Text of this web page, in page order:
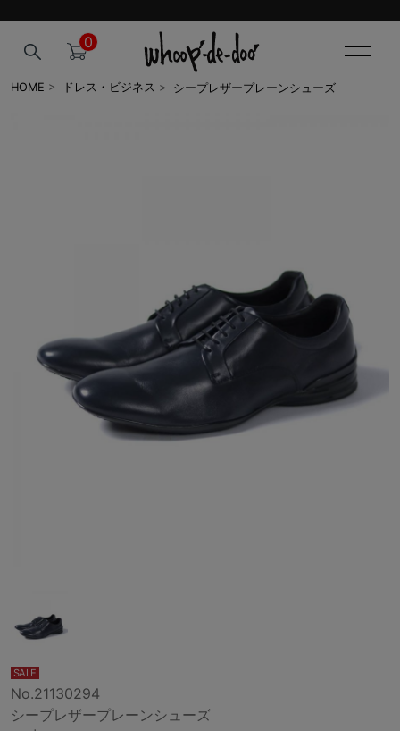
0
HOME > ドレス・ビジネス > シープレザープレーンシューズ
SALE
No.21130294
シープレザープレーンシューズ